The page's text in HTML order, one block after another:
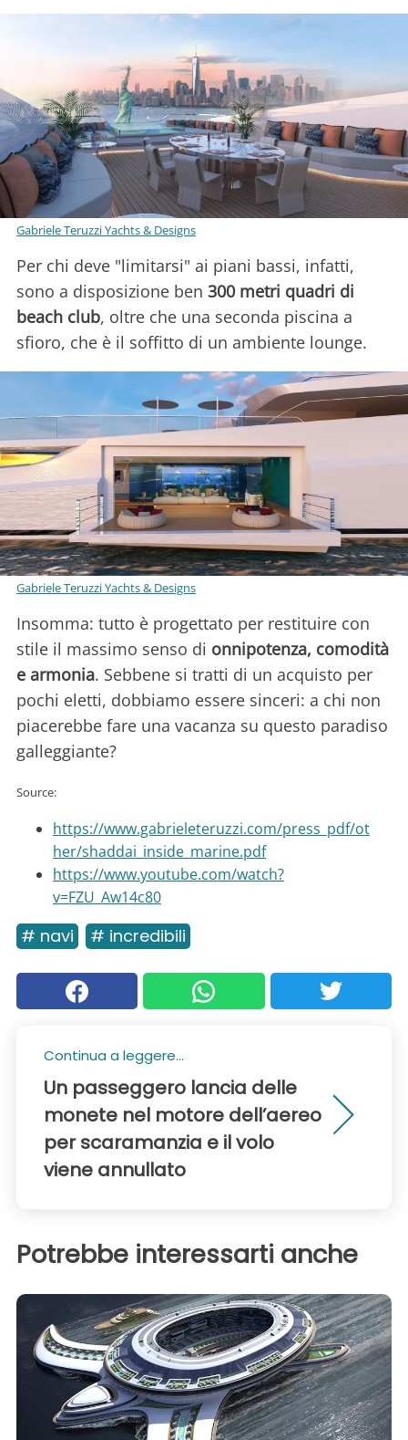
Gabriele Teruzzi Yachts & Designs
Per chi deve "limitarsi" ai piani bassi, infatti,
sono a disposizione ben 300 metri quadri di
beach club, oltre che una seconda piscina a
sfioro, che è il soffitto di un ambiente lounge.
Gabriele Teruzzi Yachts & Designs
Insomma: tutto è progettato per restituire con
stile il massimo senso di onnipotenza, comodità
e armonia. Sebbene si tratti di un acquisto per
pochi eletti, dobbiamo essere sinceri: a chi non
piacerebbe fare una vacanza su questo paradiso
galleggiante?
Source:
https://www.gabrieleteruzzi.com/press_pdf/ot
her/shaddai_inside_marine.pdf
https://www.youtube.com/watch?
v=FZU_Aw14c80
# navi # incredibili
Continua a leggere...
Un passeggero lancia delle
monete nel motore dell’aereo
per scaramanzia e il volo
viene annullato
Potrebbe interessarti anche